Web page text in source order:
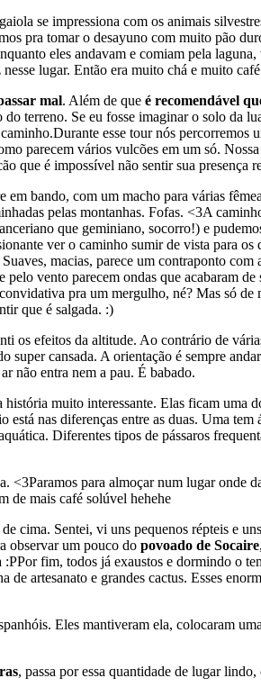
se impressiona com os animais
pra tomar o desayuno com muito pão
eles andavam e comiam pela
lugar. Então era muito chá e muito
mal. Além de que é recomendável
terreno. Se eu fosse imaginar o solo da
Durante esse tour nós percorremos
parecem vários vulcões em um só.
que é impossível não sentir sua presença
em bando, com um macho para várias
pelas montanhas. Fofas. <3A
que geminiano, socorro!) e
ver o caminho sumir de vista para
macias, parece um contraponto com
vento parecem ondas que acabaram
pra um mergulho, né? Mas só
que é salgada. :)
os efeitos da altitude. Ao contrário de
cansada. A orientação é sempre
não entra nem a pau. É babado.
muito interessante. Elas ficam uma
nas diferenças entre as duas. Uma
Diferentes tipos de pássaros
<3Paramos para almoçar num lugar onde
de mais café solúvel hehehe
cima. Sentei, vi uns pequenos répteis e
observar um pouco do povoado de Socaire
:PPor fim, todos já exaustos e dormindo o
artesanato e grandes cactus. Esses
Eles mantiveram ela, colocaram
, passa por essa quantidade de lugar